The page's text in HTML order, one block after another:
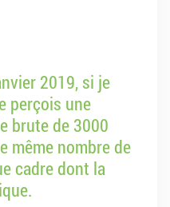
2019, si je
perçois une
brute de 3000
même nombre de
cadre dont la